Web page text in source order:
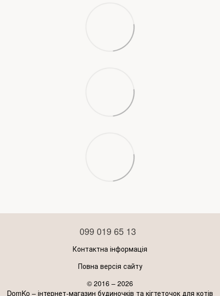
099 019 65 13
Контактна інформація
Повна версія сайту
© 2016 – 2026
DomKo – інтернет-магазин будиночків та кігтеточок для котів